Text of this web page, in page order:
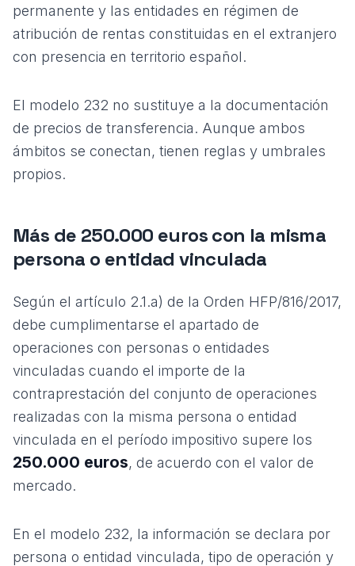
permanente y las entidades en régimen de
atribución de rentas constituidas en el extranjero
con presencia en territorio español.
El modelo 232 no sustituye a la documentación
de precios de transferencia. Aunque ambos
ámbitos se conectan, tienen reglas y umbrales
propios.
Más de 250.000 euros con la misma
persona o entidad vinculada
Según el artículo 2.1.a) de la Orden HFP/816/2017,
debe cumplimentarse el apartado de
operaciones con personas o entidades
vinculadas cuando el importe de la
contraprestación del conjunto de operaciones
realizadas con la misma persona o entidad
vinculada en el período impositivo supere los
250.000 euros, de acuerdo con el valor de
mercado.
En el modelo 232, la información se declara por
persona o entidad vinculada, tipo de operación y